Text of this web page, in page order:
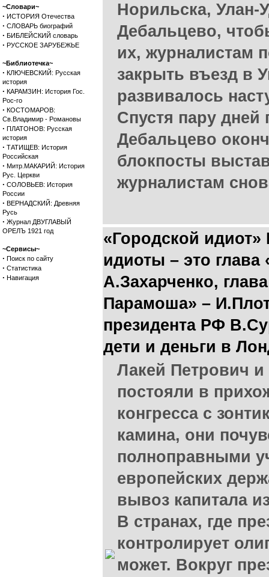
~Словари~
· ИСТОРИЯ Отечества
· СЛОВАРЬ биографий
· БИБЛЕЙСКИЙ словарь
· РУССКОЕ ЗАРУБЕЖЬЕ
~Библиотечка~
· КЛЮЧЕВСКИЙ: Русская
история
· КАРАМЗИН: История Гос.
Рос-го
· КОСТОМАРОВ:
Св.Владимир - Романовы
· ПЛАТОНОВ: Русская
история
· ТАТИЩЕВ: История
Российская
· Митр.МАКАРИЙ: История
Рус. Церкви
· СОЛОВЬЕВ: История
России
· ВЕРНАДСКИЙ: Древняя
Русь
· Журнал ДВУГЛАВЫЙ
ОРЕЛЪ 1921 год
~Сервисы~
· Поиск по сайту
· Статистика
· Навигация
Норильска,
Дебальцево,
их, журналистам
закрыть въезд в
развивалось
Спустя пару дней
Дебальцево
блокпосты
журналистам
«Городской идиот»
идиоты – это
А.Захарченко,
Парамоша» –
президента РФ
дети и деньги в
Лакей Петрович
постояли в
конгресса с
камина, они
полноправными
европейских
вывоз капитала
В странах, где
контролирует
может. Вокруг